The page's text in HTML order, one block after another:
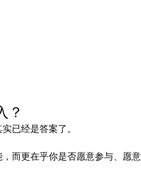
？
已经是答案了。
而更在乎你是否愿意参与、愿意